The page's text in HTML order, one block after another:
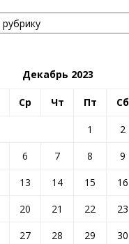
Декабрь 2023
Ср Чт Пт Сб
1 2
6 7 8 9
13 14 15 16
20 21 22 23
27 28 29 30